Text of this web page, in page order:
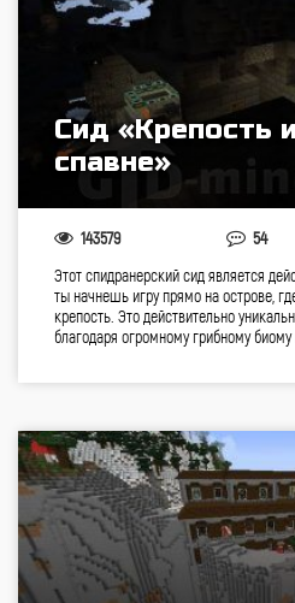
Сид «Крепость
спавне»
143579 54
Этот спидранерский сид является
ты начнешь игру прямо на острове,
крепость. Это действительно
благодаря огромному грибному биому